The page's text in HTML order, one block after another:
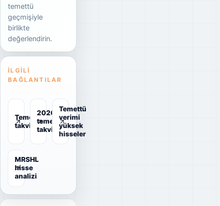
temettü
geçmişiyle
birlikte
değerlendirin.
İLGILI
BAĞLANTILAR
Temettü
takvimi
2026
temettü
takvimi
Temettü
verimi
yüksek
hisseler
MRSHL
hisse
analizi